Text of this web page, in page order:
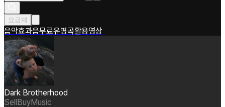
요금제
음악효과음무료유명곡활용영상
Dark Brotherhood
SellBuyMusic